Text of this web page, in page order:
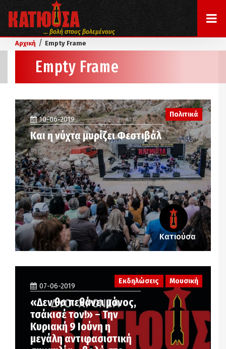
... βολή στους βολεμένους
Αρχική / Empty Frame
Empty Frame
Πολιτικά
10-06-2019
Και η νύχτα μυρίζει Φεστιβάλ
Κατιούσα
07-06-2019
«Δεν θα πεθάνει μόνος,
τσάκισέ τον!» – Την
Κυριακή 9 Ιούνη η
μεγάλη αντιφασιστική
Εκδηλώσεις Μουσική